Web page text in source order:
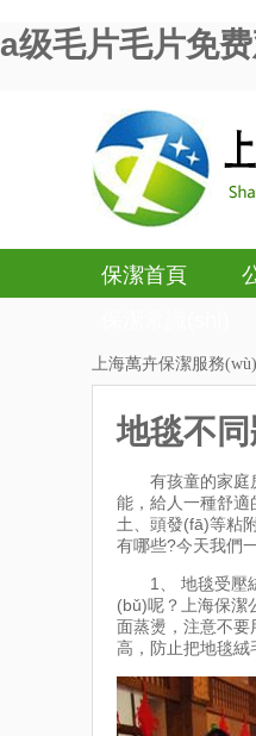
a级毛片毛片免
保潔首頁
上海萬卉保潔服務
地毯不
有孩童的家庭房
能，給人一種舒適
土、頭發(fā)
有哪些?今天我們一
1、 地毯受
(bǔ)呢？上海
面蒸燙，注意不要
高，防止把地毯絨毛燒